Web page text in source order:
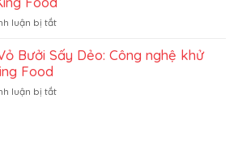
tây
sấy
trọn
luận bị tắtở
vụ
gia
gừng
Bưởi Sấy Dẻo: Công nghệ khử
Food
luận bị tắtở